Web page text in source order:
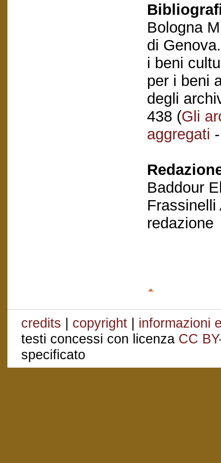
Bologna
di
i beni
per i beni
degli
438 (Gli
aggregati
Baddour
Frassinelli
redazione
credits | copyright | informazioni
testi concessi con licenza CC
specificato